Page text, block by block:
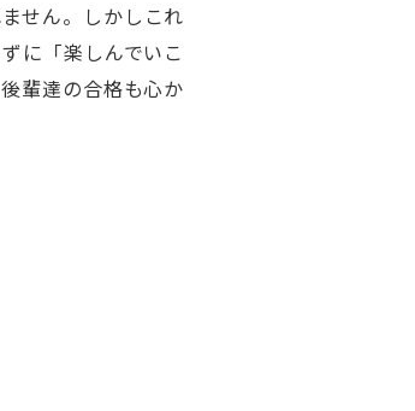
せん。しかしこれ
に「楽しんでいこ
輩達の合格も心か